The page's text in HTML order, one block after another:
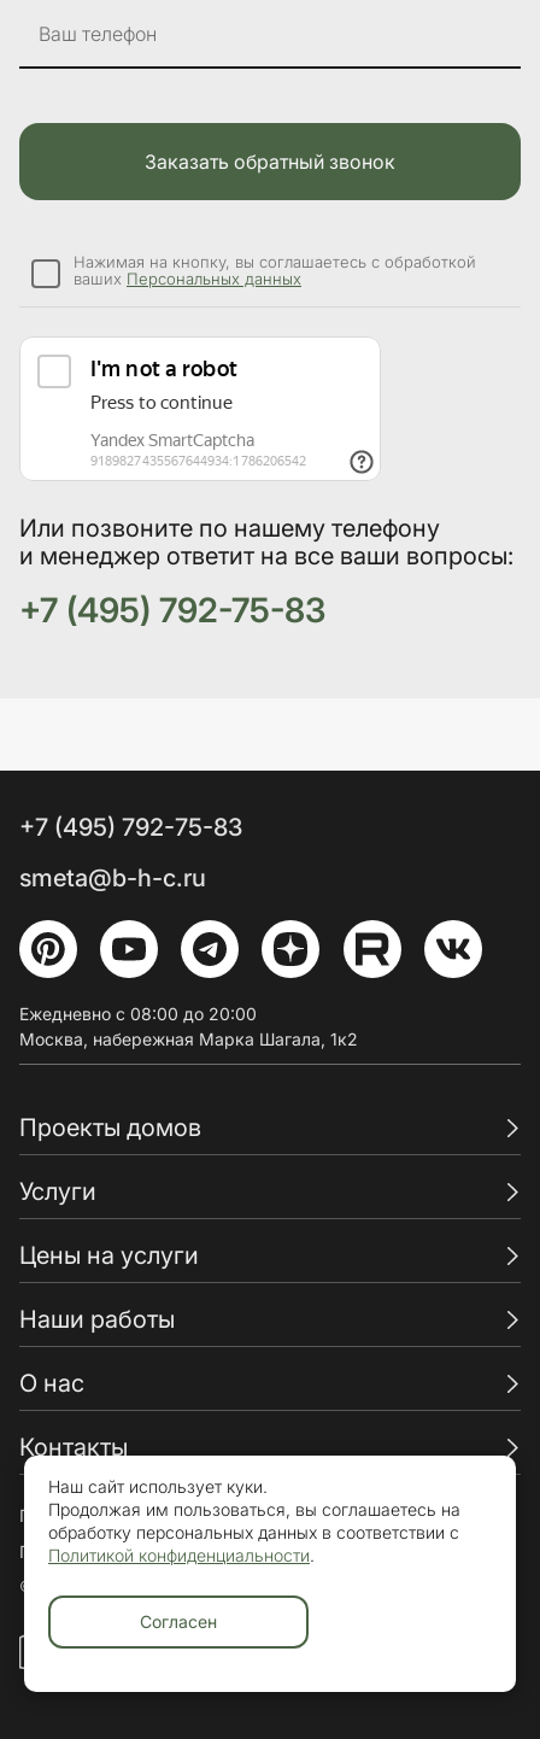
Или позвоните по нашему телефону
и менеджер ответит на все ваши вопросы:
+7 (495) 792-75-83
Ваш телефон
Заказать обратный звонок
Нажимая на кнопку, вы соглашаетесь с обработкой
ваших Персональных данных
Пользовательское соглашение
Политика конфиденциальности
© «Брикхаус» 2015-2026. Все права защищены.
Проекты домов
Услуги
Цены на услуги
Наши работы
О нас
Контакты
+7 (495) 792-75-83
smeta@b-h-c.ru
Ежедневно с 08:00 до 20:00
Москва, набережная Марка Шагала, 1к2
Наш сайт использует куки.
Продолжая им пользоваться, вы соглашаетесь на
обработку персональных данных в соответствии с
Политикой конфиденциальности.
Согласен